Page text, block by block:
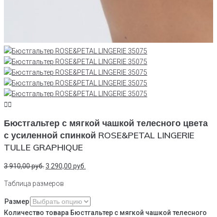
Бюстгальтер с мягкой чашкой телесного цвета
с усиленной спинкой ROSE&PETAL LINGERIE
TULLE GRAPHIQUE
3 910,00руб.3 290,00 руб.
Таблица размеров
Размер
Количество товара Бюстгальтер с мягкой чашкой телесного